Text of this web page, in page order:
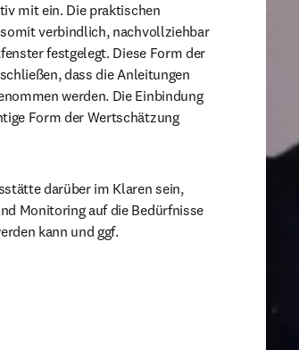
mit ein. Die praktischen
verbindlich, nachvollziehbar
festgelegt. Diese Form der
dass die Anleitungen
werden. Die Einbindung
Form der Wertschätzung
darüber im Klaren sein,
Monitoring auf die Bedürfnisse
kann und ggf.